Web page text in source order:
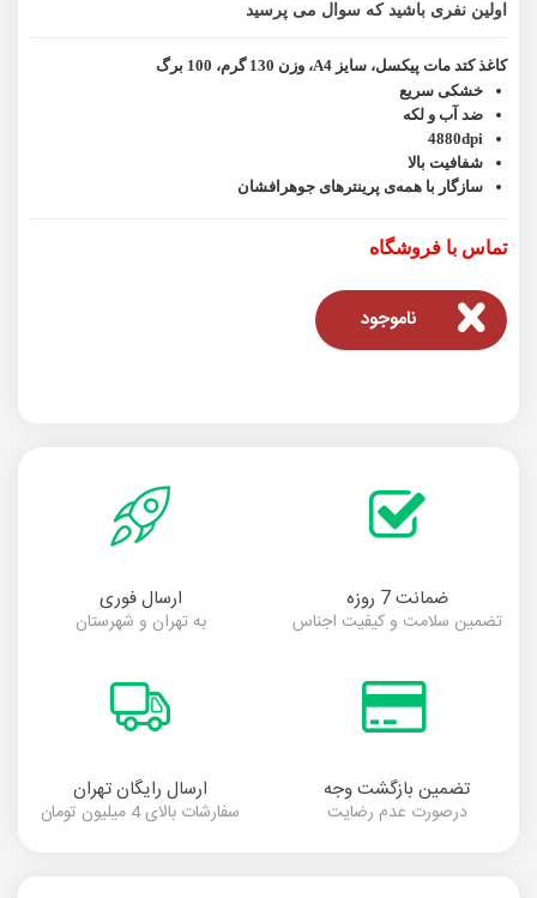
اولین نفری باشید که سوال می پرسید
کاغذ کتد مات پیکسل، سایز A4، وزن 130 گرم، 100 برگ
خشکی سریع
ضد آب و لکه
4880dpi
شفافیت بالا
سازگار با همه‌ی پرینترهای جوهرافشان
تماس با فروشگاه
ناموجود
ضمانت 7 روزه
تضمین سلامت و کیفیت اجناس
ارسال فوری
به تهران و شهرستان
تضمین بازگشت وجه
درصورت عدم رضایت
ارسال رایگان تهران
سفارشات بالای 4 میلیون تومان